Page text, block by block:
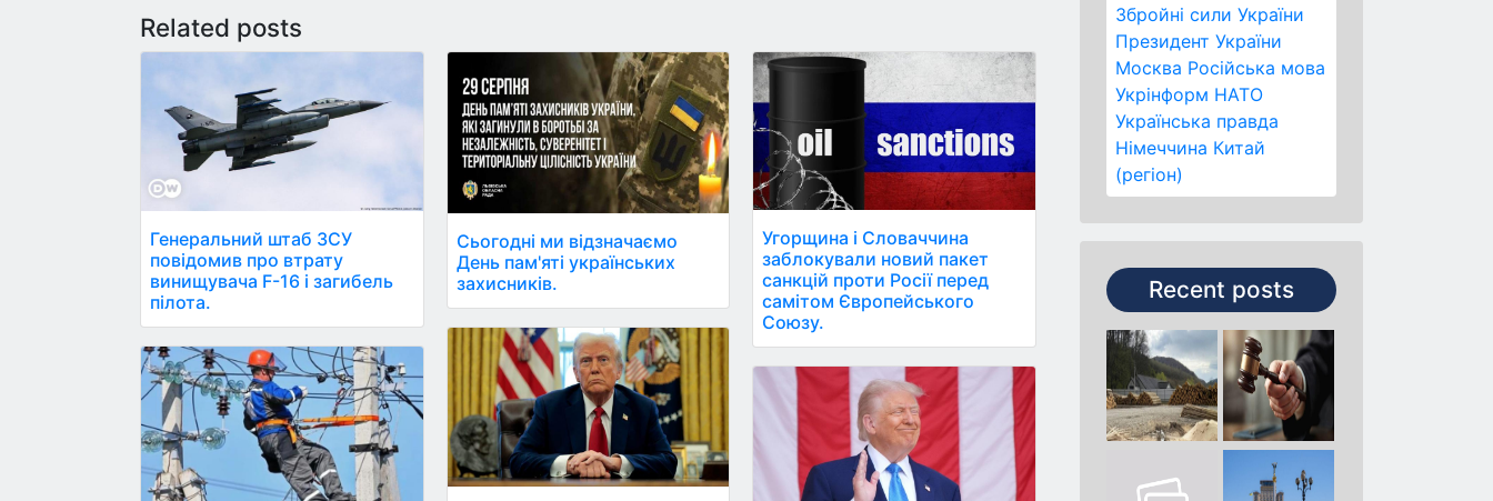
Збройні сили України
Президент України
Москва Російська мова
Укрінформ НАТО
Українська правда
Німеччина Китай
(регіон)
Recent posts
Related posts
Генеральний штаб ЗСУ
повідомив про втрату
винищувача F-16 і загибель
пілота.
Сьогодні ми відзначаємо
День пам'яті українських
захисників.
Угорщина і Словаччина
заблокували новий пакет
санкцій проти Росії перед
самітом Європейського
Союзу.